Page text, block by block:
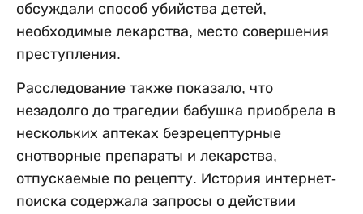
обсуждали способ убийства детей,
необходимые лекарства, место совершения
преступления.
Расследование также показало, что
незадолго до трагедии бабушка приобрела в
нескольких аптеках безрецептурные
снотворные препараты и лекарства,
отпускаемые по рецепту. История интернет-
поиска содержала запросы о действии